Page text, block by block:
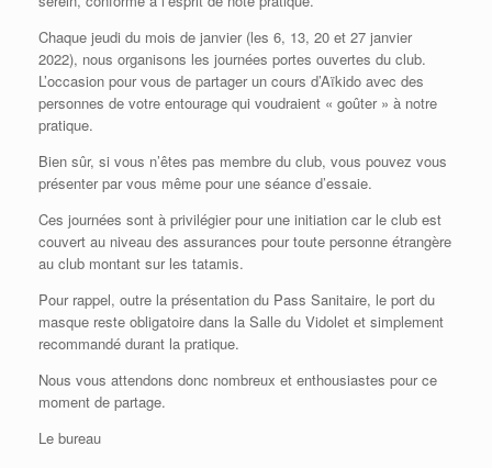
Chaque jeudi du mois de janvier (les 6, 13, 20 et 27 janvier
2022), nous organisons les journées portes ouvertes du club.
L’occasion pour vous de partager un cours d’Aïkido avec des
personnes de votre entourage qui voudraient « goûter » à notre
pratique.
Bien sûr, si vous n’êtes pas membre du club, vous pouvez vous
présenter par vous même pour une séance d’essaie.
Ces journées sont à privilégier pour une initiation car le club est
couvert au niveau des assurances pour toute personne étrangère
au club montant sur les tatamis.
Pour rappel, outre la présentation du Pass Sanitaire, le port du
masque reste obligatoire dans la Salle du Vidolet et simplement
recommandé durant la pratique.
Nous vous attendons donc nombreux et enthousiastes pour ce
moment de partage.
Le bureau